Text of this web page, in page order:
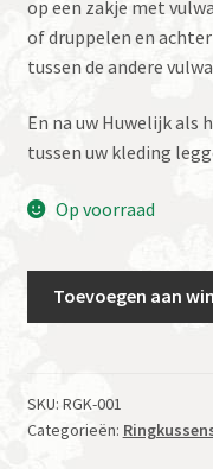
op een zakje met
of druppelen en
tussen de andere
En na uw Huwelijk als
tussen uw kleding
Op voorraad
aantal
Toevoegen aan
SKU: RGK-001
Categorieën: